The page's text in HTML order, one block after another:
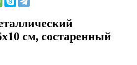
см, состаренный